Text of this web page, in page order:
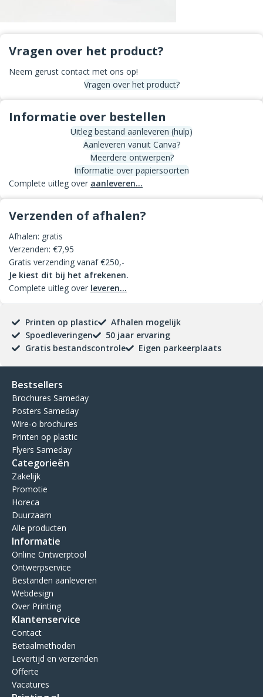
Vragen over het product?
Neem gerust contact met ons op!
Vragen over het product?
Informatie over bestellen
Uitleg bestand aanleveren (hulp)
Aanleveren vanuit Canva?
Meerdere ontwerpen?
Informatie over papiersoorten
Complete uitleg over aanleveren...
Verzenden of afhalen?
Afhalen: gratis
Verzenden: €7,95
Gratis verzending vanaf €250,-
Je kiest dit bij het afrekenen.
Complete uitleg over leveren...
Printen op plastic
Afhalen mogelijk
Spoedleveringen
50 jaar ervaring
Gratis bestandscontrole
Eigen parkeerplaats
Bestsellers
Brochures Sameday
Posters Sameday
Wire-o brochures
Printen op plastic
Flyers Sameday
Categorieën
Zakelijk
Promotie
Horeca
Duurzaam
Alle producten
Informatie
Online Ontwerptool
Ontwerpservice
Bestanden aanleveren
Webdesign
Over Printing
Klantenservice
Contact
Betaalmethoden
Levertijd en verzenden
Offerte
Vacatures